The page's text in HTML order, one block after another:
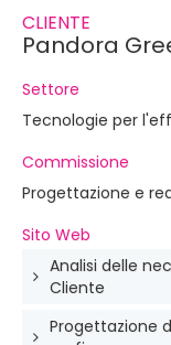
CLIENTE
Pandora
Settore
Tecnologie per
Commissione
Progettazione e
Sito Web
Analisi delle
Cliente
Progettazione